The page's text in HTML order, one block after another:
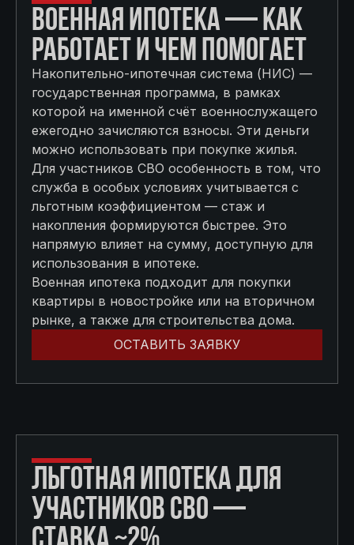
ВОЕННАЯ ИПОТЕКА — КАК
РАБОТАЕТ И ЧЕМ ПОМОГАЕТ
Накопительно-ипотечная система (НИС) —
государственная программа, в рамках
которой на именной счёт военнослужащего
ежегодно зачисляются взносы. Эти деньги
можно использовать при покупке жилья.
Для участников СВО особенность в том, что
служба в особых условиях учитывается с
льготным коэффициентом — стаж и
накопления формируются быстрее. Это
напрямую влияет на сумму, доступную для
использования в ипотеке.
Военная ипотека подходит для покупки
квартиры в новостройке или на вторичном
рынке, а также для строительства дома.
ОСТАВИТЬ ЗАЯВКУ
ЛЬГОТНАЯ ИПОТЕКА ДЛЯ
УЧАСТНИКОВ СВО —
СТАВКА ~2%